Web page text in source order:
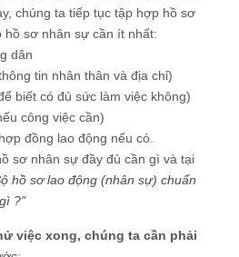
chúng ta tiếp tục tập hợp hồ sơ
hồ sơ nhân sự cần ít nhất:
dân
tin nhân thân và địa chỉ)
biết có đủ sức làm việc không)
công việc cần)
đồng lao động nếu có.
sơ nhân sự đầy đủ cần gì và tại
hồ sơ lao động (nhân sự) chuẩn
?"
việc xong, chúng ta cần phải